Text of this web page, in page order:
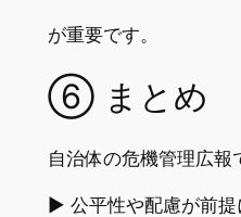
が重要です。
⑥ まとめ
自治体の危機管理広報
▶︎ 公平性や配慮が前提